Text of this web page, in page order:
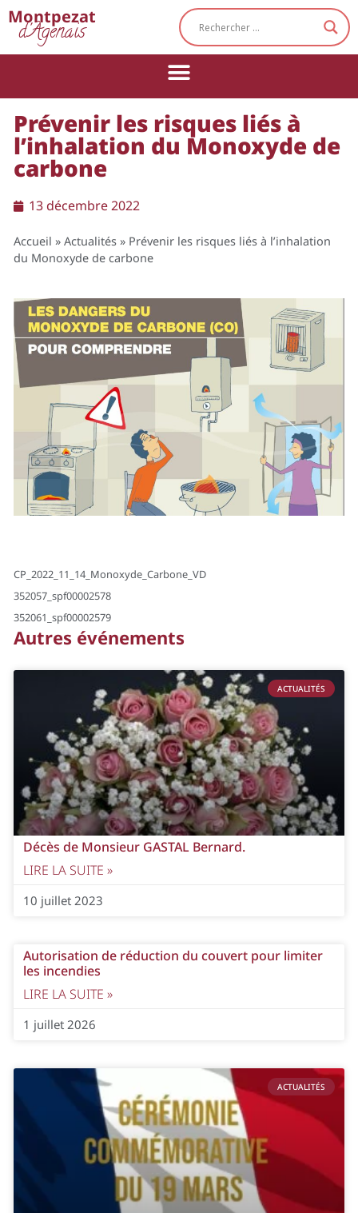
Montpezat
d'Agenais
Prévenir les risques liés à
l’inhalation du Monoxyde de
carbone
13 décembre 2022
Accueil » Actualités » Prévenir les risques liés à l’inhalation
du Monoxyde de carbone
CP_2022_11_14_Monoxyde_Carbone_VD
352057_spf00002578
352061_spf00002579
Autres événements
ACTUALITÉS
Décès de Monsieur GASTAL Bernard.
LIRE LA SUITE »
10 juillet 2023
Autorisation de réduction du couvert pour limiter
les incendies
LIRE LA SUITE »
1 juillet 2026
ACTUALITÉS
Cookies management panel